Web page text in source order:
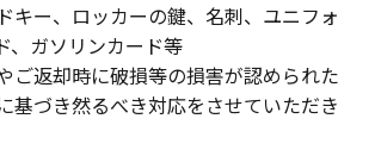
キー、ロッカーの鍵、名刺、ユニフォ
、ガソリンカード等
ご返却時に破損等の損害が認められた
基づき然るべき対応をさせていただき